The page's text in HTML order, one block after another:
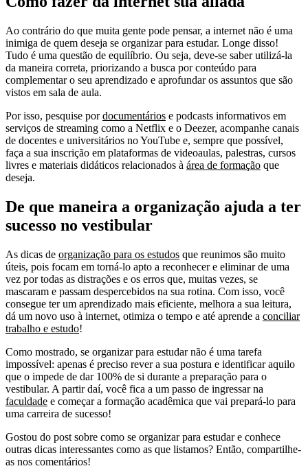
Ao contrário do que muita gente pode pensar, a internet não é uma
inimiga de quem deseja se organizar para estudar. Longe disso!
Tudo é uma questão de equilíbrio. Ou seja, deve-se saber utilizá-la
da maneira correta, priorizando a busca por conteúdo para
complementar o seu aprendizado e aprofundar os assuntos que são
vistos em sala de aula.
Por isso, pesquise pordocumentários e podcasts informativos em
serviços de streaming como a Netflix e o Deezer, acompanhe canais
de docentes e universitários no YouTube e, sempre que possível,
faça a sua inscrição em plataformas de videoaulas, palestras, cursos
livres e materiais didáticos relacionados à área de formação que
deseja.
De que maneira a organização ajuda a ter
sucesso no vestibular
As dicas de organização para os estudos que reunimos são muito
úteis, pois focam em torná-lo apto a reconhecer e eliminar de uma
vez por todas as distrações e os erros que, muitas vezes, se
mascaram e passam despercebidos na sua rotina. Com isso, você
consegue ter um aprendizado mais eficiente, melhora a sua leitura,
dá um novo uso à internet, otimiza o tempo e até aprende a conciliar
trabalho e estudo!
Como mostrado, se organizar para estudar não é uma tarefa
impossível: apenas é preciso rever a sua postura e identificar aquilo
que o impede de dar 100% de si durante a preparação para o
vestibular. A partir daí, você fica a um passo de ingressar na
faculdade e começar a formação acadêmica que vai prepará-lo para
uma carreira de sucesso!
Gostou do post sobre como se organizar para estudar e conhece
outras dicas interessantes como as que listamos? Então, compartilhe-
as nos comentários!